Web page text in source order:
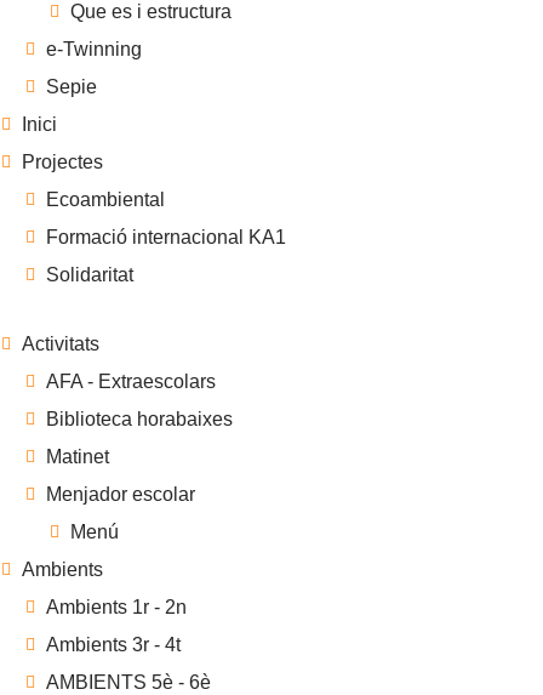
Que es i estructura
e-Twinning
Sepie
Inici
Projectes
Ecoambiental
Formació internacional KA1
Solidaritat
Activitats
AFA - Extraescolars
Biblioteca horabaixes
Matinet
Menjador escolar
Menú
Ambients
Ambients 1r - 2n
Ambients 3r - 4t
AMBIENTS 5è - 6è